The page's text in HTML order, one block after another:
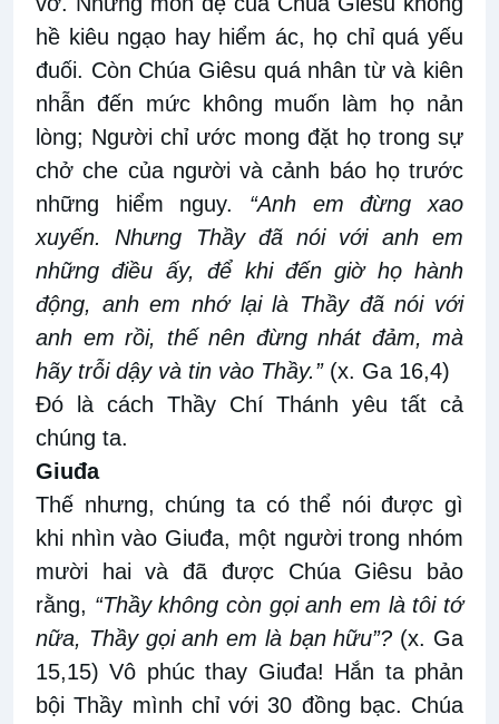
hề kiêu ngạo hay hiểm ác, họ chỉ quá yếu
đuối. Còn Chúa Giêsu quá nhân từ và kiên
nhẫn đến mức không muốn làm họ nản
lòng; Người chỉ ước mong đặt họ trong sự
chở che của người và cảnh báo họ trước
những hiểm nguy. “Anh em đừng xao
xuyến. Nhưng Thầy đã nói với anh em
những điều ấy, để khi đến giờ họ hành
động, anh em nhớ lại là Thầy đã nói với
anh em rồi, thế nên đừng nhát đảm, mà
hãy trỗi dậy và tin vào Thầy.”(x. Ga 16,4)
Đó là cách Thầy Chí Thánh yêu tất cả
chúng ta.
Giuđa
Thế nhưng, chúng ta có thể nói được gì
khi nhìn vào Giuđa, một người trong nhóm
mười hai và đã được Chúa Giêsu bảo
rằng, “Thầy không còn gọi anh em là tôi tớ
nữa, Thầy gọi anh em là bạn hữu”? (x. Ga
15,15) Vô phúc thay Giuđa! Hắn ta phản
bội Thầy mình chỉ với 30 đồng bạc. Chúa